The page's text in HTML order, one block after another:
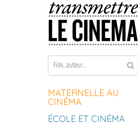
Aller au contenu
MATERNELLE AU
CINÉMA
ÉCOLE ET CINÉMA